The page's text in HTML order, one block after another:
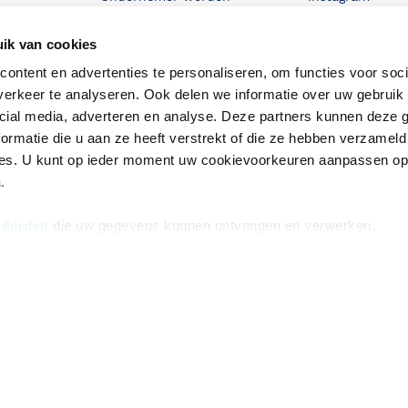
van cookies
en advertenties te personaliseren, om functies voor
te analyseren. Ook delen we informatie over uw
media, adverteren en analyse. Deze partners kunnen deze
die u aan ze heeft verstrekt of die ze hebben
U kunt op ieder moment uw cookievoorkeuren aanpassen op
.
die uw gegevens kunnen ontvangen en verwerken.
Statement
Blog
Discriminerende boeken